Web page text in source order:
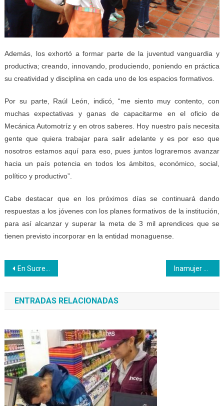
Además, los exhortó a formar parte de la juventud vanguardia y
productiva; creando, innovando, produciendo, poniendo en práctica
su creatividad y disciplina en cada uno de los espacios formativos.
Por su parte, Raúl León, indicó, “me siento muy contento, con
muchas expectativas y ganas de capacitarme en el oficio de
Mecánica Automotríz y en otros saberes. Hoy nuestro país necesita
gente que quiera trabajar para salir adelante y es por eso que
nosotros estamos aquí para eso, pues juntos lograremos avanzar
hacia un país potencia en todos los ámbitos, económico, social,
político y productivo”.
Cabe destacar que en los próximos días se continuará dando
respuestas a los jóvenes con los planes formativos de la institución,
para así alcanzar y superar la meta de 3 mil aprendices que se
tienen previsto incorporar en la entidad monaguense.
Navegación
de
entradas
En Sucre Chamba Juvenil Inces es resistencia de lucha en Cumaná
ENTRADAS RELACIONADAS